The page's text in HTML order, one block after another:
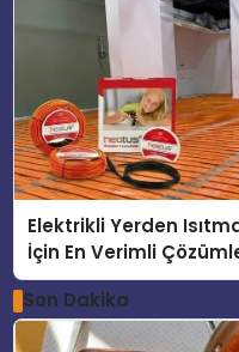
Elektrikli Yerden
İçin En Verimli
Son Dakika